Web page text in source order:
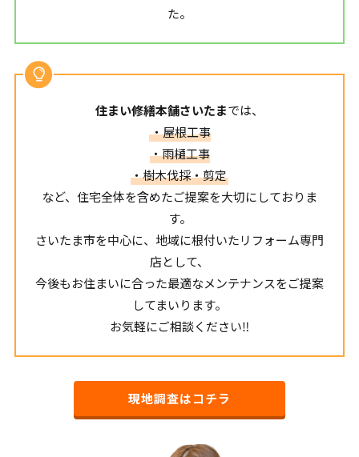
た。
住まい修繕本舗さいたまでは、
・屋根工事
・雨樋工事
・樹木伐採・剪定
など、住宅全体を含めたご提案を大切にしておりま
す。
さいたま市を中心に、地域に根付いたリフォーム専門
店として、
今後もお住まいに合った最適なメンテナンスをご提案
してまいります。
お気軽にご相談ください‼︎
現地調査はコチラ